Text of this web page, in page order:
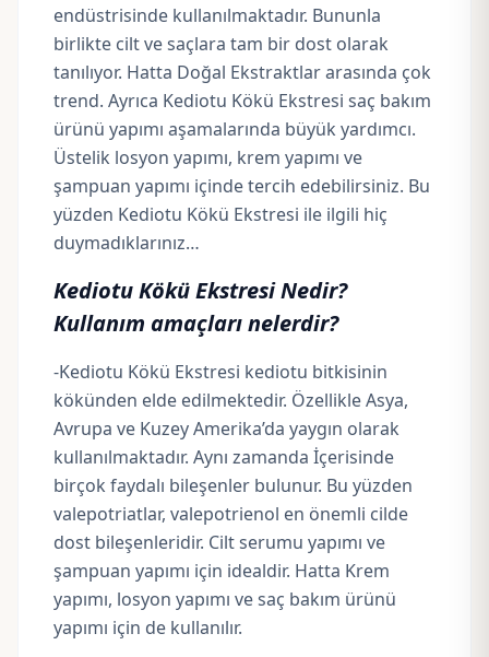
endüstrisinde kullanılmaktadır. Bununla
birlikte cilt ve saçlara tam bir dost olarak
tanılıyor. Hatta Doğal Ekstraktlar arasında çok
trend. Ayrıca Kediotu Kökü Ekstresi saç bakım
ürünü yapımı aşamalarında büyük yardımcı.
Üstelik losyon yapımı, krem yapımı ve
şampuan yapımı içinde tercih edebilirsiniz. Bu
yüzden Kediotu Kökü Ekstresi ile ilgili hiç
duymadıklarınız…
Kediotu Kökü Ekstresi Nedir?
Kullanım amaçları nelerdir?
-Kediotu Kökü Ekstresi kediotu bitkisinin
kökünden elde edilmektedir. Özellikle Asya,
Avrupa ve Kuzey Amerika’da yaygın olarak
kullanılmaktadır. Aynı zamanda İçerisinde
birçok faydalı bileşenler bulunur. Bu yüzden
valepotriatlar, valepotrienol en önemli cilde
dost bileşenleridir. Cilt serumu yapımı ve
şampuan yapımı için idealdir. Hatta Krem
yapımı, losyon yapımı ve saç bakım ürünü
yapımı için de kullanılır.